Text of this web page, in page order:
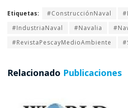
Etiquetas: #ConstrucciónNaval
#IndustriaNaval
#Navalia
#RevistaPescayMedioAmbiente
Relacionado Publicaciones